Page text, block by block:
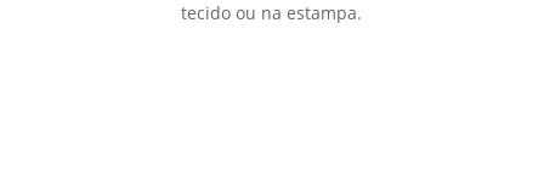
tecido ou na estampa.